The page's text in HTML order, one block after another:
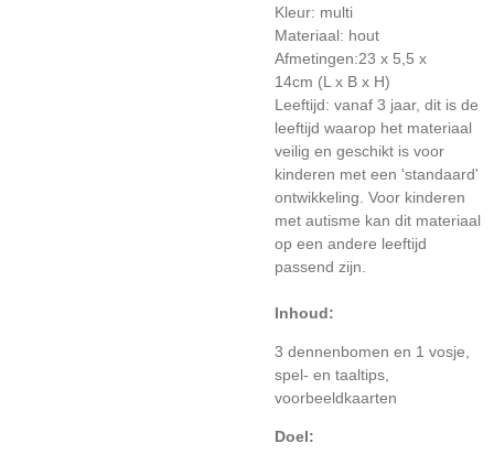
Kleur: multi
Materiaal: hout
Afmetingen:23 x 5,5 x
14cm (L x B x H)
Leeftijd: vanaf 3 jaar, dit is de
leeftijd waarop het materiaal
veilig en geschikt is voor
kinderen met een 'standaard'
ontwikkeling. Voor kinderen
met autisme kan dit materiaal
op een andere leeftijd
passend zijn.
Inhoud:
3 dennenbomen en 1 vosje,
spel- en taaltips,
voorbeeldkaarten
Doel: